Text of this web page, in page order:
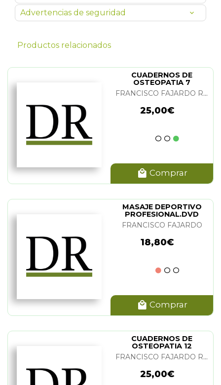
Advertencias de seguridad
Productos relacionados
CUADERNOS DE
OSTEOPATIA 7
FRANCISCO FAJARDO RUIZ
25,00€
Comprar
MASAJE DEPORTIVO
PROFESIONAL.DVD
FRANCISCO FAJARDO
18,80€
Comprar
CUADERNOS DE
OSTEOPATIA 12
FRANCISCO FAJARDO RUIZ
25,00€